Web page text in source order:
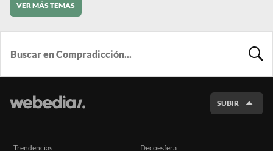
VER MÁS TEMAS
SUBIR
Trendencias Decoesfera